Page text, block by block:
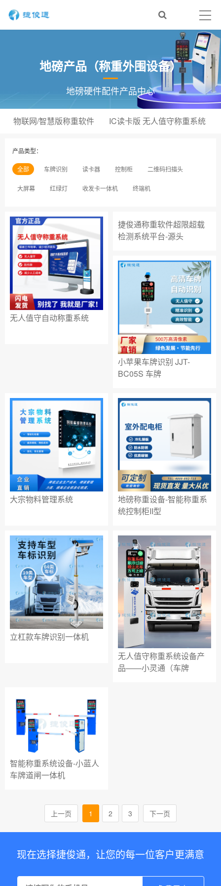
地磅产品（称重外围设备）
地磅硬件配件产品中心
物联网/智慧版称重软件 IC读卡版 无人值守称重系统
产品类型：
全部 车牌识别 读卡器 控制柜 二维码扫描头
大屏幕 红绿灯 收发卡一体机 终端机
无人值守自动称重系统
捷俊通称重软件超限超载
检测系统平台-源头
小苹果车牌识别 JJT-
BC05S 车牌
大宗物料管理系统
地磅称重设备-智能称重系
统控制柜II型
立杠款车牌识别一体机
无人值守称重系统设备产
品——小灵通（车牌
智能称重系统设备-小蓝人
车牌道闸一体机
上一页 1 2 3 下一页
现在选择捷俊通，让您的每一位客户更满意